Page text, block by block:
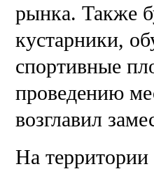
рынка. Также
кустарники,
спортивные
проведению
возглавил
На